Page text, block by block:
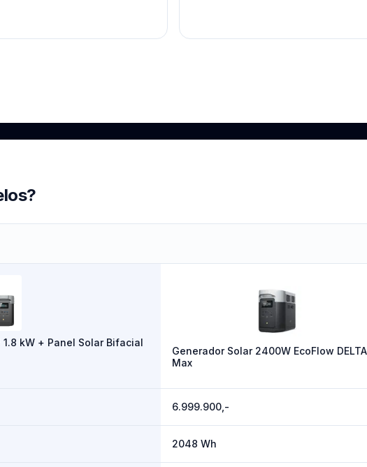
1.8 kW + Panel Solar Bifacial
Generador Solar 2400W EcoFlow
Max
6.999.900,-
2048 Wh